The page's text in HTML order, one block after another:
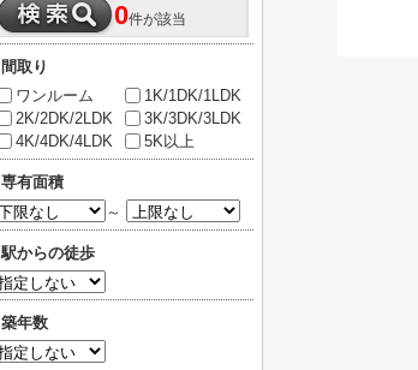
0件が該当
間取り
ワンルーム
1K/1DK/1LDK
2K/2DK/2LDK
3K/3DK/3LDK
4K/4DK/4LDK
5K以上
専有面積
～
駅からの徒歩
築年数